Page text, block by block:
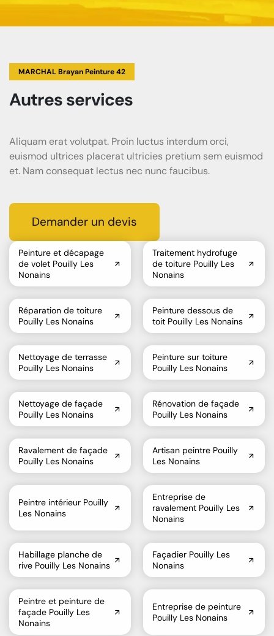
MARCHAL Brayan Peinture 42
Autres services
Aliquam erat volutpat. Proin luctus interdum orci,
euismod ultrices placerat ultricies pretium sem euismod
et. Nam consequat lectus nec nunc faucibus.
Demander un devis
Peinture et décapage
de volet Pouilly Les
Nonains
Traitement hydrofuge
de toiture Pouilly Les
Nonains
Réparation de toiture
Pouilly Les Nonains
Peinture dessous de
toit Pouilly Les Nonains
Nettoyage de terrasse
Pouilly Les Nonains
Peinture sur toiture
Pouilly Les Nonains
Nettoyage de façade
Pouilly Les Nonains
Rénovation de façade
Pouilly Les Nonains
Ravalement de façade
Pouilly Les Nonains
Artisan peintre Pouilly
Les Nonains
Peintre intérieur Pouilly
Les Nonains
Entreprise de
ravalement Pouilly Les
Nonains
Habillage planche de
rive Pouilly Les Nonains
Façadier Pouilly Les
Nonains
Peintre et peinture de
façade Pouilly Les
Nonains
Entreprise de peinture
Pouilly Les Nonains